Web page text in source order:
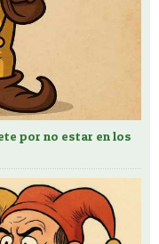
por no estar en los